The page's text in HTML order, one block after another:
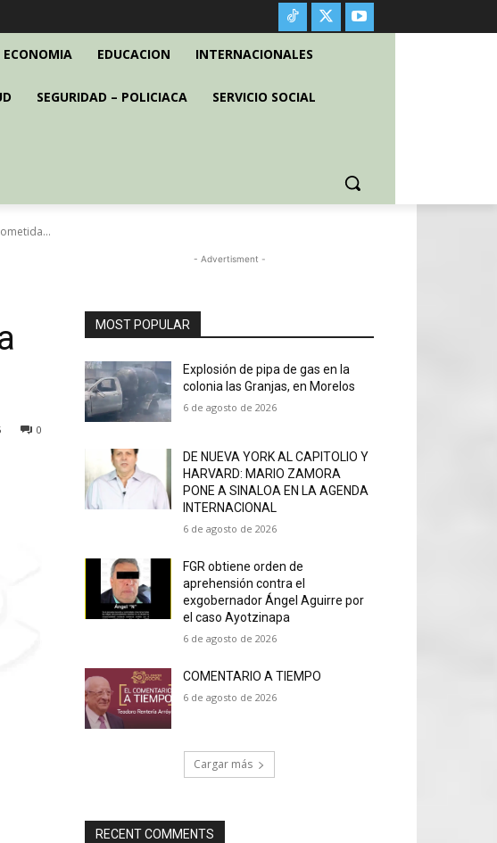
ECONOMIA EDUCACION INTERNACIONALES
SEGURIDAD – POLICIACA SERVICIO SOCIAL
0
- Advertisment -
MOST POPULAR
Explosión de pipa de gas en la
colonia las Granjas, en Morelos
6 de agosto de 2026
DE NUEVA YORK AL CAPITOLIO Y
HARVARD: MARIO ZAMORA
PONE A SINALOA EN LA AGENDA
INTERNACIONAL
6 de agosto de 2026
FGR obtiene orden de
aprehensión contra el
exgobernador Ángel Aguirre por
el caso Ayotzinapa
6 de agosto de 2026
COMENTARIO A TIEMPO
6 de agosto de 2026
Cargar más
RECENT COMMENTS